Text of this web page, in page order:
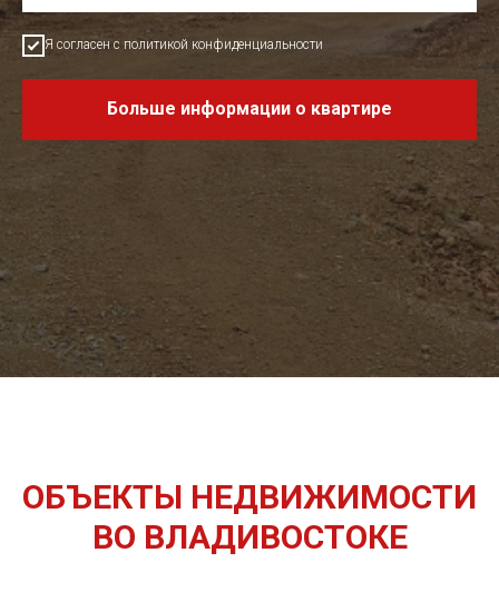
Я согласен с политикой конфиденциальности
Больше информации о квартире
ОБЪЕКТЫ НЕДВИЖИМОСТИ
ВО ВЛАДИВОСТОКЕ